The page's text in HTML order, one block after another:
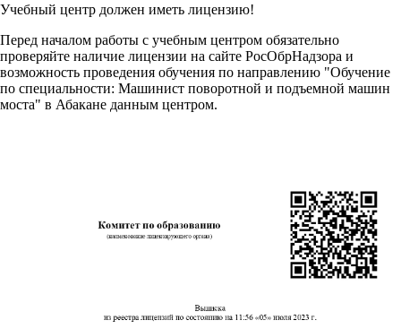
Учебный центр должен иметь лицензию!
Перед началом работы с учебным центром обязательно
проверяйте наличие лицензии на сайте РосОбрНадзора и
возможность проведения обучения по направлению "Обучение
по специальности: Машинист поворотной и подъемной машин
моста" в Абакане данным центром.